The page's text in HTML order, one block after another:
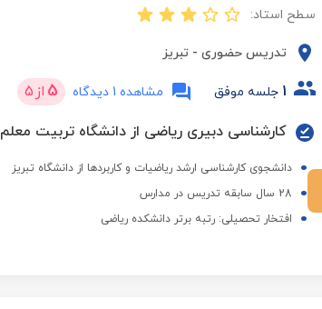
سطح استاد:
تدریس حضوری - تبریز
1 جلسه موفق مشاهده 1 دیدگاه 5 از 5
کارشناسی دبیری ریاضی از دانشگاه تربیت معلم
دانشجوی کارشناسی ارشد ریاضیات و کاربردها از دانشگاه تبریز
28 سال سابقه تدریس در مدارس
افتخار تحصیلی: رتبه برتر دانشکده ریاضی